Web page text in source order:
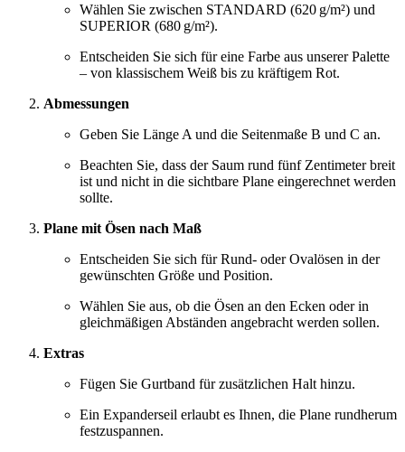
Wählen Sie zwischen STANDARD (620 g/m²) und
SUPERIOR (680 g/m²).
Entscheiden Sie sich für eine Farbe aus unserer Palette
– von klassischem Weiß bis zu kräftigem Rot.
Abmessungen
Geben Sie Länge A und die Seitenmaße B und C an.
Beachten Sie, dass der Saum rund fünf Zentimeter breit
ist und nicht in die sichtbare Plane eingerechnet werden
sollte.
Plane mit Ösen nach Maß
Entscheiden Sie sich für Rund- oder Ovalösen in der
gewünschten Größe und Position.
Wählen Sie aus, ob die Ösen an den Ecken oder in
gleichmäßigen Abständen angebracht werden sollen.
Extras
Fügen Sie Gurtband für zusätzlichen Halt hinzu.
Ein Expanderseil erlaubt es Ihnen, die Plane rundherum
festzuspannen.